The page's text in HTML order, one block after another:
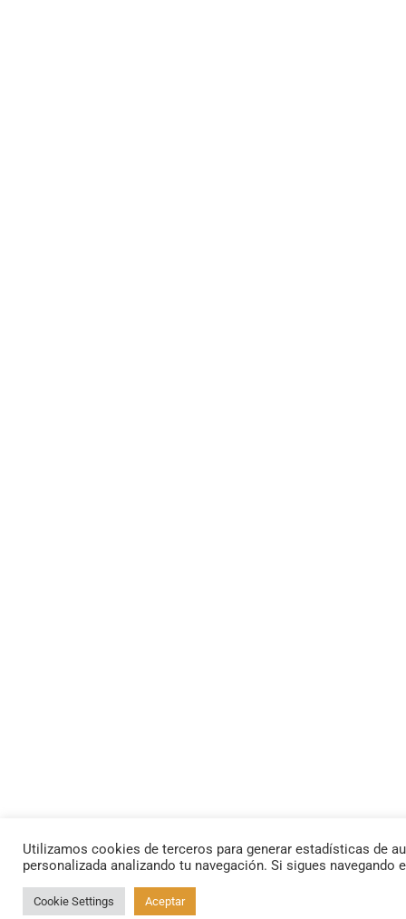
By using this site, you agree to thePrivacy Policy
Utilizamos cookies de terceros para generar estadísticas de
personalizada analizando tu navegación. Si sigues navegando
Cookie Settings Aceptar